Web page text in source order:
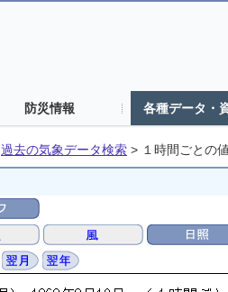
防災情報 各種データ・
過去の気象データ検索 > １時間ごとの